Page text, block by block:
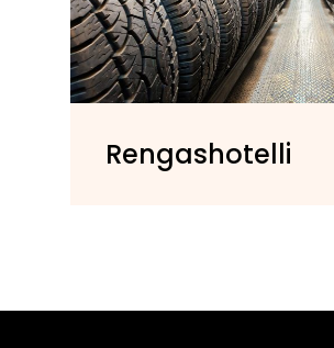
Rengashotelli